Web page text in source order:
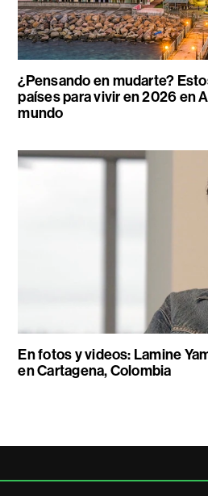
¿Pensando en mudarte?
países para vivir en 2026 en
mundo
En fotos y videos: Lamine
en Cartagena, Colombia